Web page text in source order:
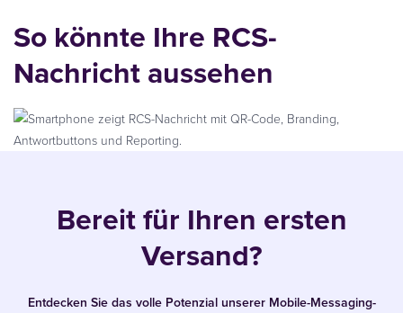
So könnte Ihre RCS-
Nachricht aussehen
Bereit für Ihren ersten
Versand?
Entdecken Sie das volle Potenzial unserer Mobile-Messaging-